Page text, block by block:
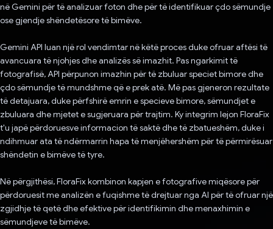
në Gemini për të analizuar foton dhe për të identifikuar çdo sëmundje
ose gjendje shëndetësore të bimëve.
Gemini API luan një rol vendimtar në këtë proces duke ofruar aftësi të
avancuara të njohjes dhe analizës së imazhit. Pas ngarkimit të
fotografisë, API përpunon imazhin për të zbuluar speciet bimore dhe
çdo sëmundje të mundshme që e prek atë. Më pas gjeneron rezultate
të detajuara, duke përfshirë emrin e specieve bimore, sëmundjet e
zbuluara dhe mjetet e sugjeruara për trajtim. Ky integrim lejon FloraFix
t'u japë përdoruesve informacion të saktë dhe të zbatueshëm, duke i
ndihmuar ata të ndërmarrin hapa të menjëhershëm për të përmirësuar
shëndetin e bimëve të tyre.
Në përgjithësi, FloraFix kombinon kapjen e fotografive miqësore për
përdoruesit me analizën e fuqishme të drejtuar nga AI për të ofruar një
zgjidhje të qetë dhe efektive për identifikimin dhe menaxhimin e
sëmundjeve të bimëve.